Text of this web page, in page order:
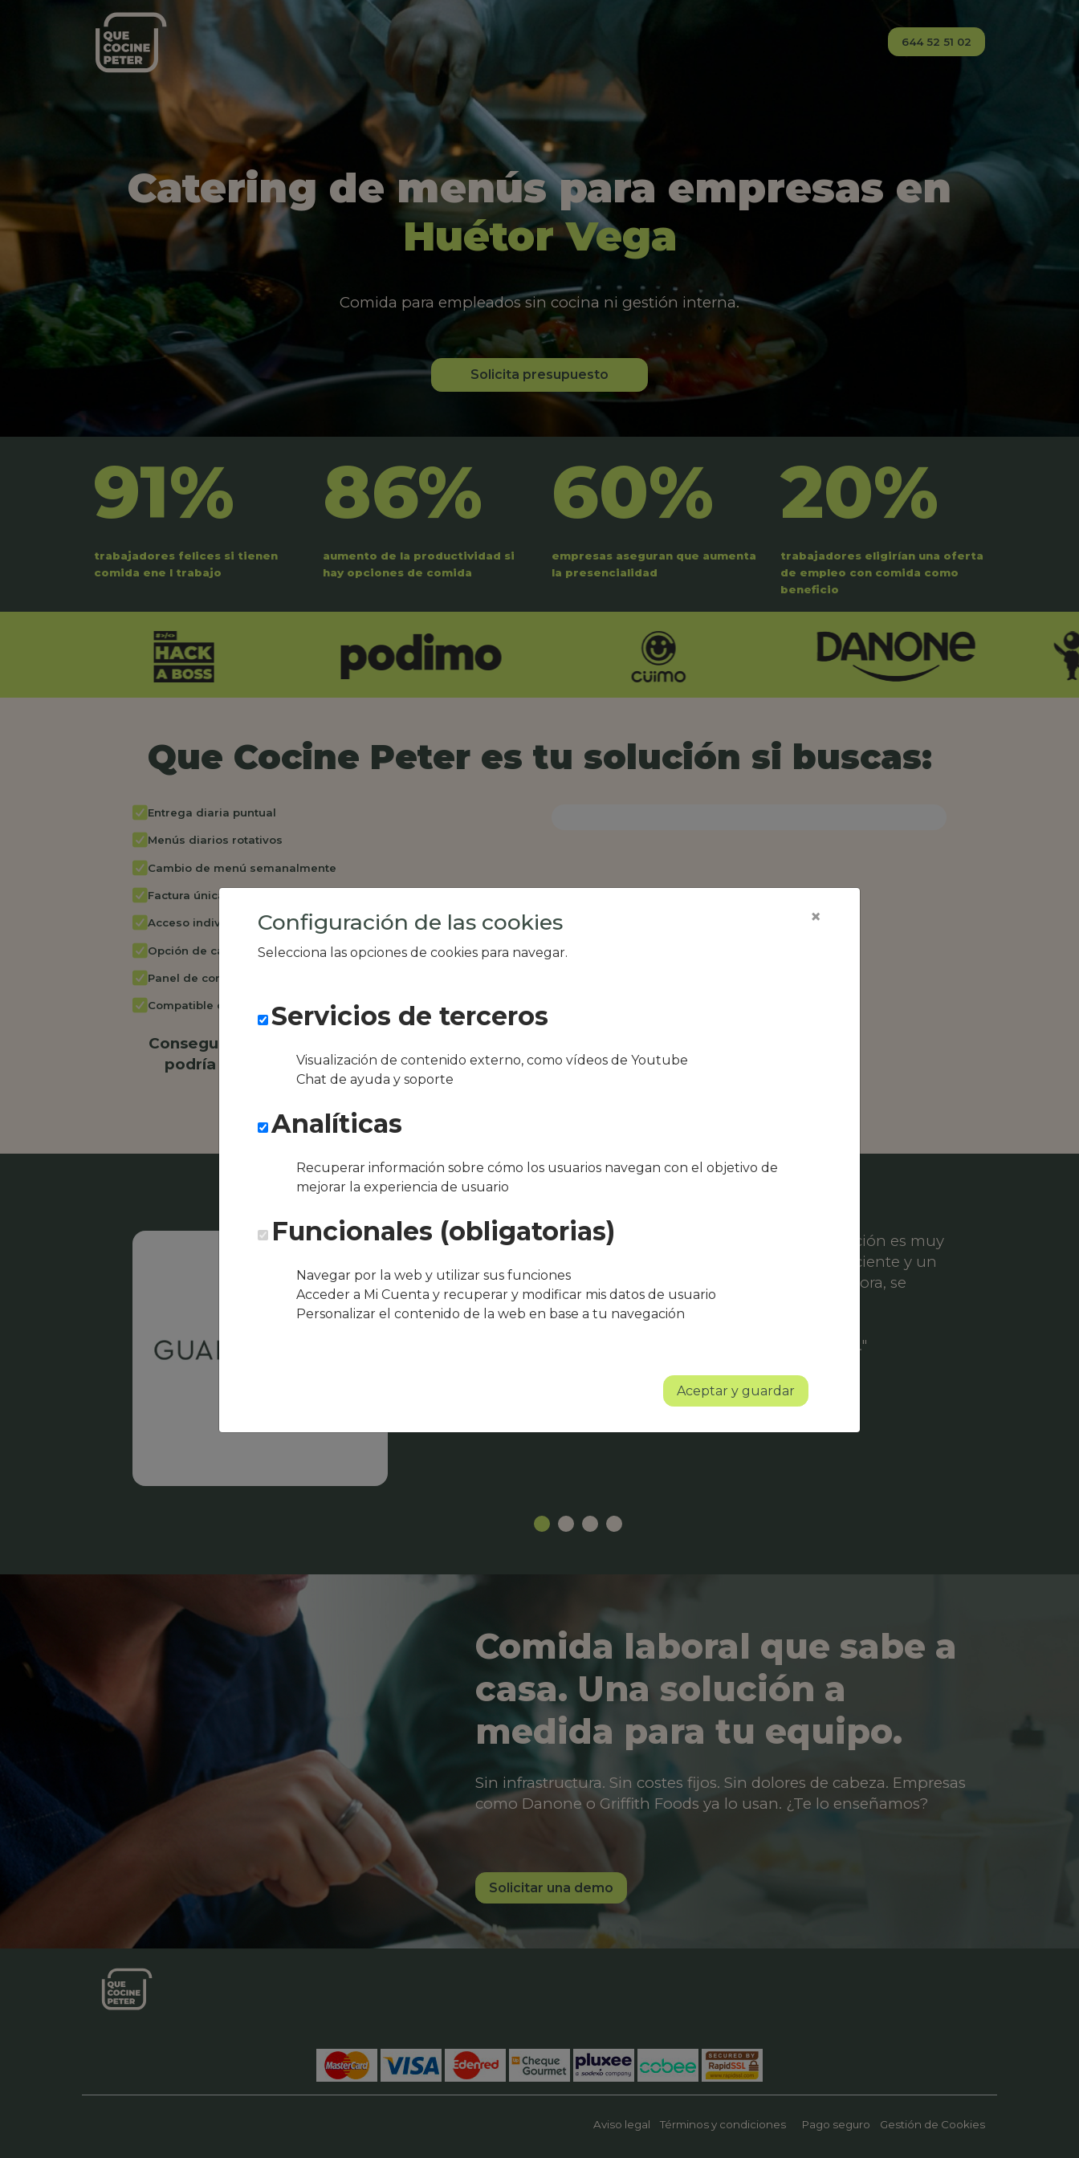
644 52 51 02
Catering de menús para empresas en
Huétor Vega
Comida para empleados sin cocina ni gestión interna.
Solicita presupuesto
91%
trabajadores felices si tienen
comida ene l trabajo
86%
aumento de la productividad si
hay opciones de comida
60%
empresas aseguran que aumenta
la presencialidad
20%
trabajadores eligirían una oferta
de empleo con comida como
beneficio
Que Cocine Peter es tu solución si buscas:
Entrega diaria puntual
Menús diarios rotativos
Cambio de menú semanalmente
Factura única
Acceso individual empleados
Opción de catering
Panel de control RR.HH
Compatible con equipos híbridos
Conseguimos la oferta local de tu zona, como
podría ser Trattoria pizzeria Cavoli miei o
Restaurante CLANDESTINO
"Después de varios meses con el servicio, el nivel de satisfacción es muy
bueno. El equipo de Que Cocine Peter ofrece un servicio eficiente y un
trato excelente, siempre atentos a cualquier solicitud de mejora, se
agradece su entusiasmo, dedicación y profesionalidad.
Sin lugar a dudas se trata de un proyecto con mucho futuro."
Albert Torné - HR Manager Guarro Casas
Comida laboral que sabe a
casa. Una solución a
medida para tu equipo.
Sin infrastructura. Sin costes fijos. Sin dolores de cabeza. Empresas
como Danone o Griffith Foods ya lo usan. ¿Te lo enseñamos?
Solicitar una demo
Aviso legal Términos y condiciones Pago seguro Gestión de Cookies
Configuración de las cookies
Selecciona las opciones de cookies para navegar.
×
Servicios de terceros
Visualización de contenido externo, como vídeos de Youtube
Chat de ayuda y soporte
Analíticas
Recuperar información sobre cómo los usuarios navegan con el objetivo de
mejorar la experiencia de usuario
Funcionales (obligatorias)
Navegar por la web y utilizar sus funciones
Acceder a Mi Cuenta y recuperar y modificar mis datos de usuario
Personalizar el contenido de la web en base a tu navegación
Aceptar y guardar